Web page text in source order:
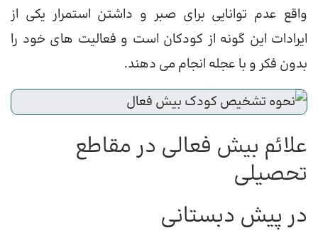
واقع عدم توانایی برای صبر و داشتن استمرار یکی از
ایرادات این گونه از کودکان است و فعالیت های خود را
بدون فکر و با عجله انجام می دهند.
علائم بیش فعالی در مقاطع
تحصیلی
در پیش دبستانی